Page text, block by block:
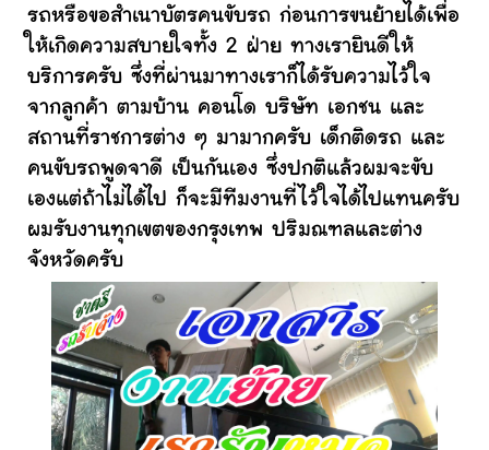
รถหรือขอสำเนาบัตรคนขับรถ ก่อนการขนย้ายได้เพื่อ
ให้เกิดความสบายใจทั้ง 2 ฝ่าย ทางเรายินดีให้
บริการครับ ซึ่งที่ผ่านมาทางเราก็ได้รับความไว้ใจ
จากลูกค้า ตามบ้าน คอนโด บริษัท เอกชน และ
สถานที่ราชการต่าง ๆ มามากครับ เด็กติดรถ และ
คนขับรถพูดจาดี เป็นกันเอง ซึ่งปกติแล้วผมจะขับ
เองแต่ถ้าไม่ได้ไป ก็จะมีทีมงานที่ไว้ใจได้ไปแทนครับ
ผมรับงานทุกเขตของกรุงเทพ ปริมณฑลและต่าง
จังหวัดครับ